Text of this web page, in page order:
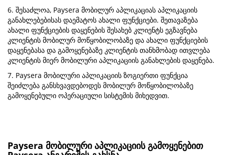
6. შესაძლოა, Paysera მობილურ აპლიკაციას აპლიკაციის
განახლებებისას დაემატოს ახალი ფუნქციები. შეთავაზება
ახალი ფუნქციების დაყენების შესახებ კლიენტს ეგზავნება
კლიენტის მობილურ მოწყობილობაზე და ახალი ფუნქციების
დაყენებასა და გამოყენებაზე კლიენტის თანხმობად ითვლება
კლიენტის მიერ მობილური აპლიკაციის განახლების დაყენება.
7. Paysera მობილური აპლიკაციის ზოგიერთი ფუნქცია
შეიძლება განსხვავდებოდეს მობილურ მოწყობილობაზე
გამოყენებული ოპერაციული სისტემის მიხედვით.
Paysera მობილური აპლიკაციის გამოყენებით